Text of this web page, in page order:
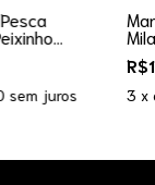
sem juros 3 x